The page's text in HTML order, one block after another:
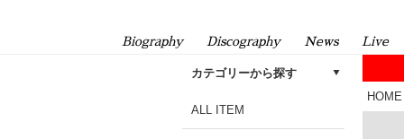
Biography Discography News Live
カテゴリーから探す
ALL ITEM
HOME